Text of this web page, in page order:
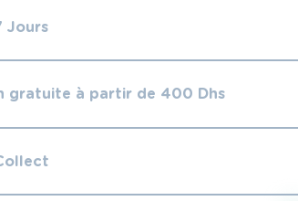
Jours
gratuite à partir de 400 Dhs